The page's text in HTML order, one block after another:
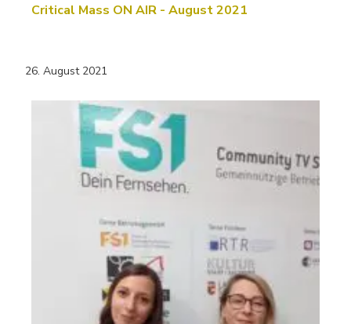
Critical Mass ON AIR - August 2021
26. August 2021